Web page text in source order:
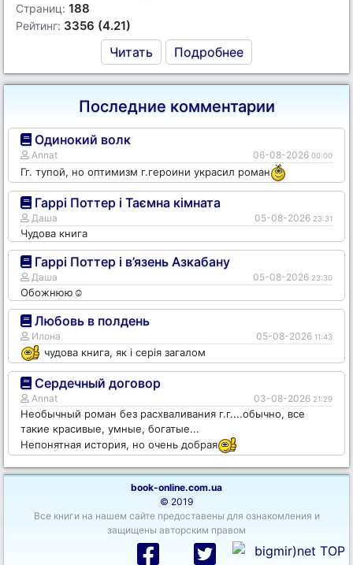
Страниц: 188
Рейтинг: 3356 (4.21)
Читать Подробнее
Последние комментарии
Одинокий волк
Annat 06-08-2026 00:00
Гг. тупой, но оптимизм г.героини украсил роман
Гаррі Поттер і Таємна кімната
Даша 05-08-2026 23:31
Чудова книга
Гаррі Поттер і в’язень Азкабану
Даша 05-08-2026 23:30
Обожнюю☺️
Любовь в полдень
Илона 05-08-2026 11:43
чудова книга, як і серія загалом
Сердечный договор
Annat 03-08-2026 21:29
Необычный роман без расхваливания г.г....обычно, все
такие красивые, умные, богатые...
Непонятная история, но очень добрая
book-online.com.ua
© 2019
Все книги на нашем сайте предоставены для ознакомления и
защищены авторским правом